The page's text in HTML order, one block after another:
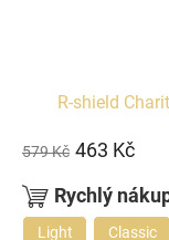
R-shield
579 Kč 463 Kč
Rychlý
Light Classic